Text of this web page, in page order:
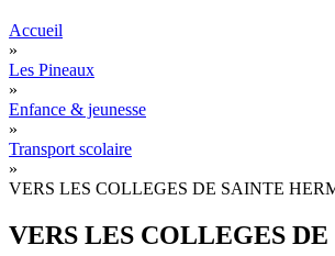
Accueil
»
Les Pineaux
»
Enfance & jeunesse
»
Transport scolaire
»
VERS LES COLLEGES DE SAINTE
VERS LES COLLEGES